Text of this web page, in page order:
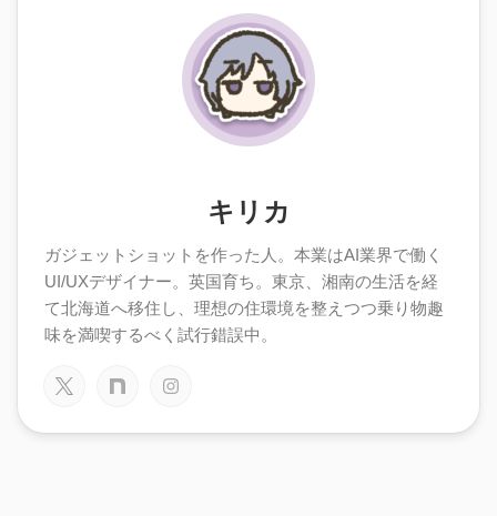
キリカ
ガジェットショットを作った人。本業はAI業界で働く
UI/UXデザイナー。英国育ち。東京、湘南の生活を経
て北海道へ移住し、理想の住環境を整えつつ乗り物趣
味を満喫するべく試行錯誤中。